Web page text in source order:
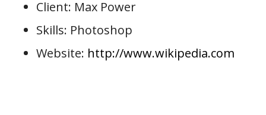
Client: Max Power
Skills: Photoshop
Website: http://www.wikipedia.com